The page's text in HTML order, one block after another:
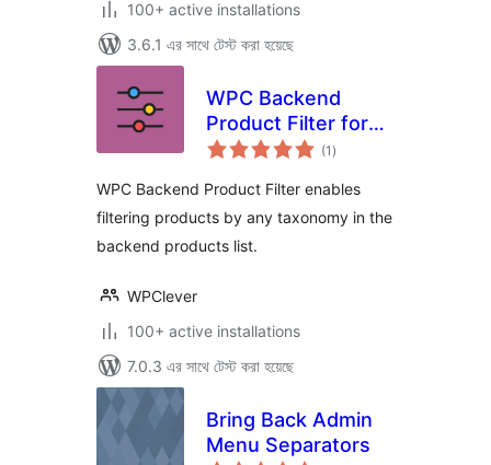
100+ active installations
3.6.1 এর সাথে টেস্ট করা হয়েছে
WPC Backend
Product Filter for
WooCommerce
(1 total
ratings
)
WPC Backend Product Filter enables
filtering products by any taxonomy in the
backend products list.
WPClever
100+ active installations
7.0.3 এর সাথে টেস্ট করা হয়েছে
Bring Back Admin
Menu Separators